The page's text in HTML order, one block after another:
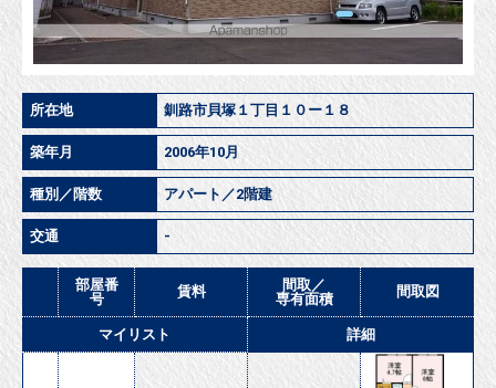
所在地 釧路市貝塚１丁目１０ー１８
築年月 2006年10月
種別／階数 アパート／2階建
交通 -
部屋番
号
賃料
間取／
専有面積
間取図
マイリスト 詳細